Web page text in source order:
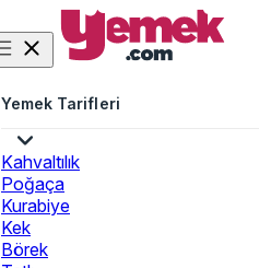
Yemek Tarifleri
Kahvaltılık
Poğaça
Kurabiye
Kek
Börek